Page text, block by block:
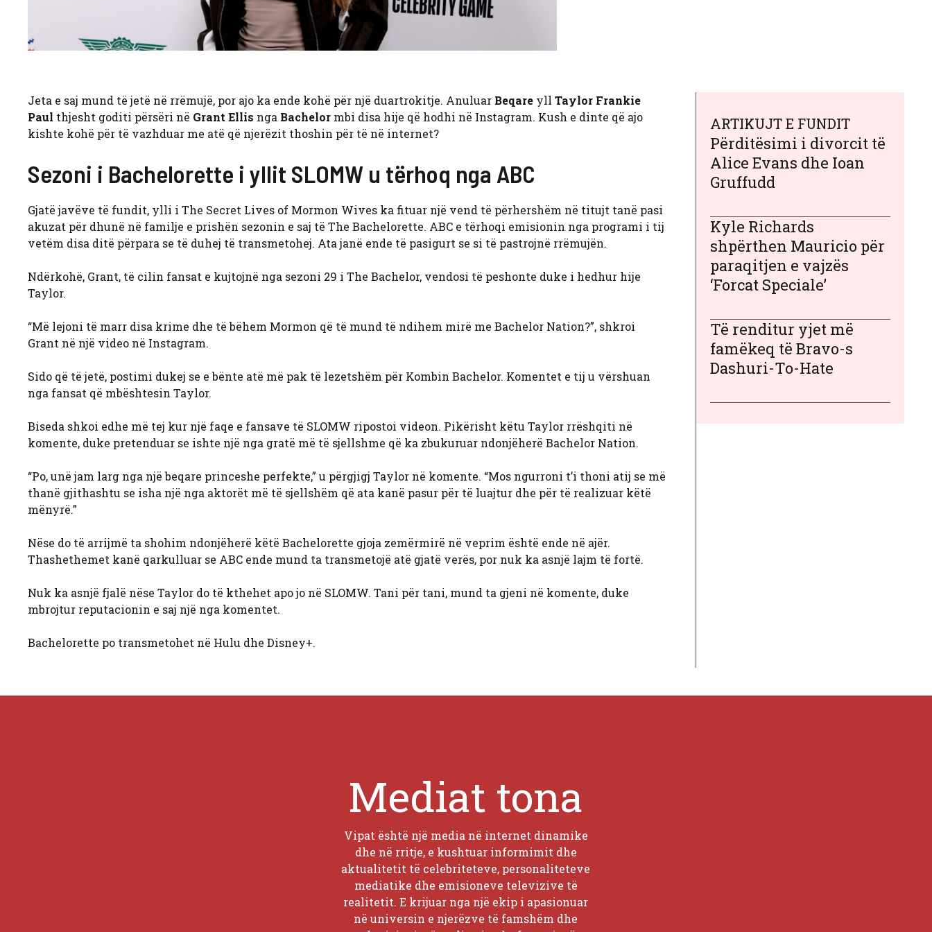
Jeta e saj mund të jetë në rrëmujë, por ajo ka ende kohë për një duartrokitje. Anuluar Beqare yll Taylor Frankie
Paul thjesht goditi përsëri në Grant Ellis nga Bachelor mbi disa hije që hodhi në Instagram. Kush e dinte që ajo
kishte kohë për të vazhduar me atë që njerëzit thoshin për të në internet?
Sezoni i Bachelorette i yllit SLOMW u tërhoq nga ABC
Gjatë javëve të fundit, ylli i The Secret Lives of Mormon Wives ka fituar një vend të përhershëm në titujt tanë pasi
akuzat për dhunë në familje e prishën sezonin e saj të The Bachelorette. ABC e tërhoqi emisionin nga programi i tij
vetëm disa ditë përpara se të duhej të transmetohej. Ata janë ende të pasigurt se si të pastrojnë rrëmujën.
Ndërkohë, Grant, të cilin fansat e kujtojnë nga sezoni 29 i The Bachelor, vendosi të peshonte duke i hedhur hije
Taylor.
“Më lejoni të marr disa krime dhe të bëhem Mormon që të mund të ndihem mirë me Bachelor Nation?”, shkroi
Grant në një video në Instagram.
Sido që të jetë, postimi dukej se e bënte atë më pak të lezetshëm për Kombin Bachelor. Komentet e tij u vërshuan
nga fansat që mbështesin Taylor.
Biseda shkoi edhe më tej kur një faqe e fansave të SLOMW ripostoi videon. Pikërisht këtu Taylor rrëshqiti në
komente, duke pretenduar se ishte një nga gratë më të sjellshme që ka zbukuruar ndonjëherë Bachelor Nation.
“Po, unë jam larg nga një beqare princeshe perfekte,” u përgjigj Taylor në komente. “Mos ngurroni t’i thoni atij se më
thanë gjithashtu se isha një nga aktorët më të sjellshëm që ata kanë pasur për të luajtur dhe për të realizuar këtë
mënyrë.”
Nëse do të arrijmë ta shohim ndonjëherë këtë Bachelorette gjoja zemërmirë në veprim është ende në ajër.
Thashethemet kanë qarkulluar se ABC ende mund ta transmetojë atë gjatë verës, por nuk ka asnjë lajm të fortë.
Nuk ka asnjë fjalë nëse Taylor do të kthehet apo jo në SLOMW. Tani për tani, mund ta gjeni në komente, duke
mbrojtur reputacionin e saj një nga komentet.
Bachelorette po transmetohet në Hulu dhe Disney+.
ARTIKUJT E FUNDIT
Përditësimi i divorcit të
Alice Evans dhe Ioan
Gruffudd
Kyle Richards
shpërthen Mauricio për
paraqitjen e vajzës
‘Forcat Speciale’
Të renditur yjet më
famëkeq të Bravo-s
Dashuri-To-Hate
Mediat tona
Vipat është një media në internet dinamike
dhe në rritje, e kushtuar informimit dhe
aktualitetit të celebriteteve, personaliteteve
mediatike dhe emisioneve televizive të
realitetit. E krijuar nga një ekip i apasionuar
në universin e njerëzve të famshëm dhe